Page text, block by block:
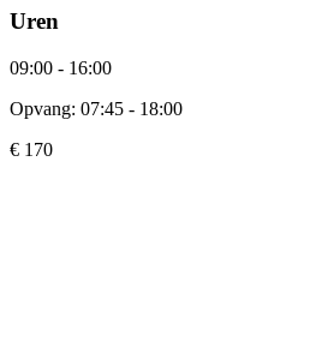
Uren
09:00 - 16:00
Opvang: 07:45 - 18:00
€ 170